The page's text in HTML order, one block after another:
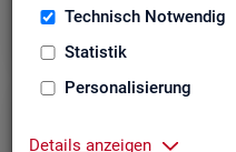
Technisch Notwendig
Statistik
Personalisierung
Details anzeigen
Statistik der BA